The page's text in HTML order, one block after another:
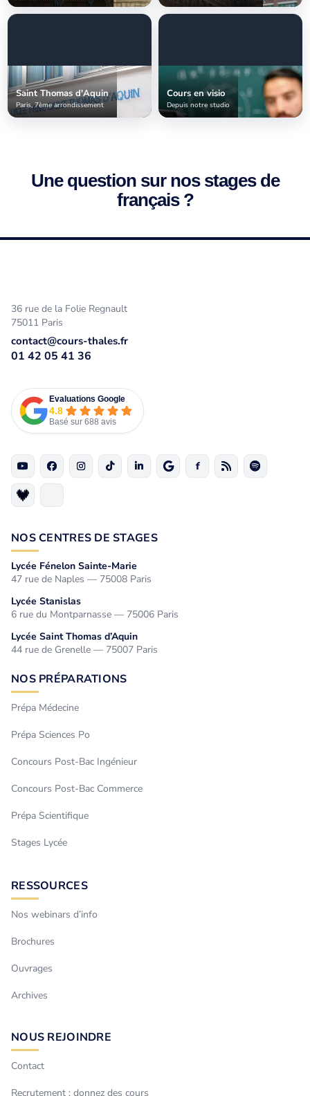
Saint Thomas d'Aquin
Paris, 7ème arrondissement
Cours en visio
Depuis notre studio
Une question sur nos stages de
français ?
36 rue de la Folie Regnault
75011 Paris
contact@cours-thales.fr
01 42 05 41 36
Evaluations Google
4.8
Basé sur 688 avis
NOS CENTRES DE STAGES
Lycée Fénelon Sainte-Marie
47 rue de Naples — 75008 Paris
Lycée Stanislas
6 rue du Montparnasse — 75006 Paris
Lycée Saint Thomas d’Aquin
44 rue de Grenelle — 75007 Paris
NOS PRÉPARATIONS
Prépa Médecine
Prépa Sciences Po
Concours Post-Bac Ingénieur
Concours Post-Bac Commerce
Prépa Scientifique
Stages Lycée
RESSOURCES
Nos webinars d’info
Brochures
Ouvrages
Archives
NOUS REJOINDRE
Contact
Recrutement : donnez des cours